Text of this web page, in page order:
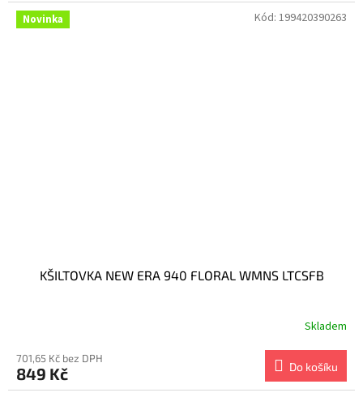
Novinka
KŠILTOVKA NEW ERA 940 FLORAL WMNS LTCSFB
Skladem
701,65 Kč bez DPH
849 Kč Do košíku
Kód: 199420390263